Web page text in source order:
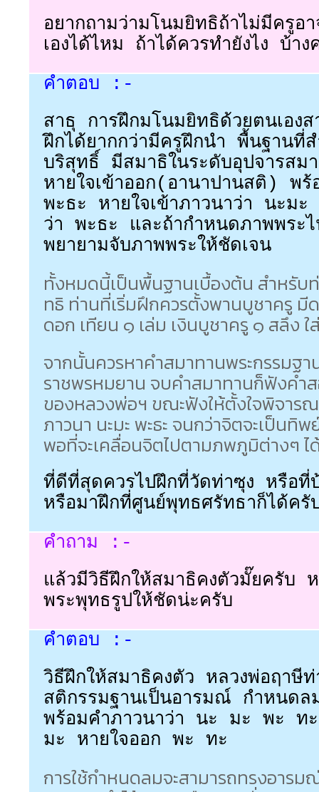
อยากถามว่ามโนมยิทธิถ้าไม่มีครูอ
เองได้ไหม ถ้าได้ควรทำยังไง บ้าง
คำตอบ :-
สาธุ การฝึกมโนมยิทธิด้วยตนเอง
ฝึกได้ยากกว่ามีครูฝึกนำ พื้นฐาน
บริสุทธิ์ มีสมาธิในระดับอุปจารสม
หายใจเข้าออก(อานาปานสติ) พ
พะธะ หายใจเข้าภาวนาว่า นะมะ
ว่า พะธะ และถ้ากำหนดภาพพระไ
พยายามจับภาพพระให้ชัดเจน
ทั้งหมดนี้เป็นพื้นฐานเบื้องต้น สำหรับ
ทธิ ท่านที่เริ่มฝึกควรตั้งพานบูชาครู มี
ดอก เทียน ๑ เล่ม เงินบูชาครู ๑ สลึง ใ
จากนั้นควรหาคำสมาทานพระกรรมฐ
ราชพรหมยาน จบคำสมาทานก็ฟังคำ
ของหลวงพ่อฯ ขณะฟังให้ตั้งใจพิจาร
ภาวนา นะมะ พะธะ จนกว่าจิตจะเป็นทิ
พอที่จะเคลื่อนจิตไปตามภพภูมิต่างๆ ไ
ที่ดีที่สุดควรไปฝึกที่วัดท่าซุง หรือที่
หรือมาฝึกที่ศูนย์พุทธศรัทธาก็ได้ครั
คำถาม :-
แล้วมีวิธีฝึกให้สมาธิคงตัวมั๊ยครับ
พระพุทธรูปให้ชัดน่ะครับ
คำตอบ :-
วิธีฝึกให้สมาธิคงตัว หลวงพ่อฤาษี
สติกรรมฐานเป็นอารมณ์ กำหนดล
พร้อมคำภาวนาว่า นะ มะ พะ ท
มะ หายใจออก พะ ทะ
การใช้กำหนดลมจะสามารถทรงอารม